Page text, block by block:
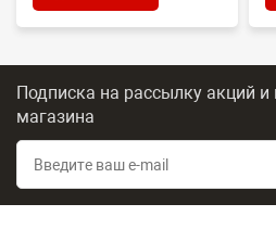
Подписка на рассылку акций
магазина